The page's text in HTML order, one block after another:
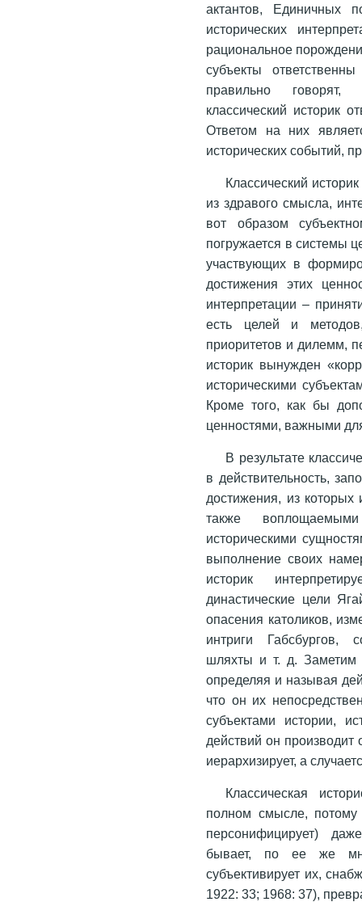
актантов, Единичных
исторических
рациональное
субъекты
правильно говорят,
классический историк
Ответом на них
исторических событий,
Классический
из здравого смысла,
вот образом
погружается в системы
участвующих в
достижения этих
интерпретации –
есть целей и
приоритетов и дилемм,
историк вынужден
историческими
Кроме того, как бы
ценностями, важными
В результате
в действительность,
достижения, из которых
также
историческими
выполнение своих
историк
династические цели
опасения католиков,
интриги Габсбургов,
шляхты и т. д. Заметим
определяя и называя
что он их
субъектами истории,
действий он производит
иерархизирует, а
Классическая
полном смысле, потому
персонифицирует)
бывает, по ее же
субъективирует их,
1922: 33; 1968: 37),